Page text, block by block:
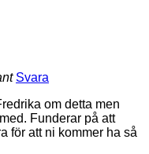
Svara
om detta men
Funderar på att
för att ni kommer ha så